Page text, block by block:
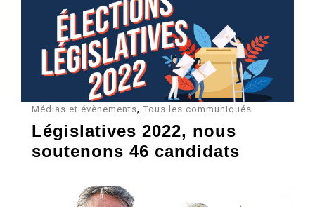
Médias et évènements, Tous les communiqués
Législatives 2022, nous
soutenons 46 candidats